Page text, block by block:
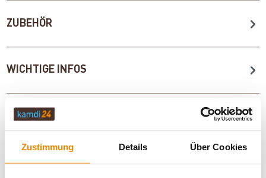
Zustimmung Details Über Cookies
ZUBEHÖR
WICHTIGE INFOS
Artikeldatenblatt drucken Frage zum Artikel
Dieses Produkt finden Sie unter: